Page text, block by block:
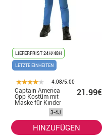
LIEFERFRIST 24H/48H
LETZTE EINHEITEN
4.08/5.00
Captain America
Opp Kostüm mit
Maske für Kinder
21.99€
3-4J
HINZUFÜGEN